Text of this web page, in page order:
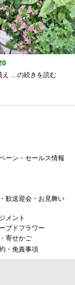
え ...の続きを読む
ーン・セールス情報
歓送迎会・お見舞い
メント
ブドフラワー
寄せかご
・免責事項